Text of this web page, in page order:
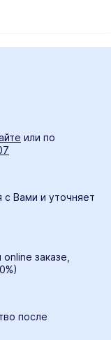
или по
с Вами и уточняет
заказе,
после